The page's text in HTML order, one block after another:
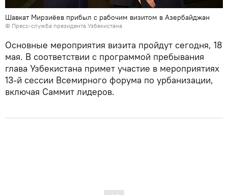
Шавкат Мирзиёев прибыл с рабочим визитом в Азербайджан
© Пресс-служба президента Узбекистана
Основные мероприятия визита пройдут сегодня, 18
мая. В соответствии с программой пребывания
глава Узбекистана примет участие в мероприятиях
13-й сессии Всемирного форума по урбанизации,
включая Саммит лидеров.